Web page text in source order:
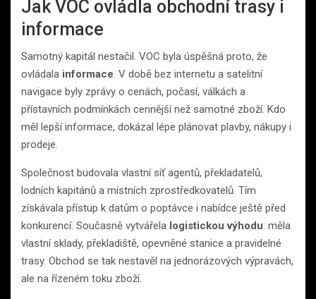
Jak VOC ovládla obchodní trasy i
informace
Samotný kapitál nestačil. VOC byla úspěšná proto, že
ovládala informace. V době bez internetu a satelitní
navigace byly zprávy o cenách, počasí, válkách a
přístavních podmínkách cennější než samotné zboží. Kdo
měl lepší informace, dokázal lépe plánovat plavby, nákupy i
prodeje.
Společnost budovala vlastní síť agentů, překladatelů,
lodních kapitánů a místních zprostředkovatelů. Tím
získávala přístup k datům o poptávce i nabídce ještě před
konkurencí. Současně vytvářela logistickou výhodu: měla
vlastní sklady, překladiště, opevněné stanice a pravidelné
trasy. Obchod se tak nestavěl na jednorázových výpravách,
ale na řízeném toku zboží.